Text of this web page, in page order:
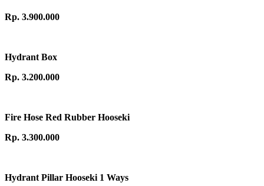
Rp. 3.900.000
Hydrant Box
Rp. 3.200.000
Fire Hose Red Rubber Hooseki
Rp. 3.300.000
Hydrant Pillar Hooseki 1 Ways